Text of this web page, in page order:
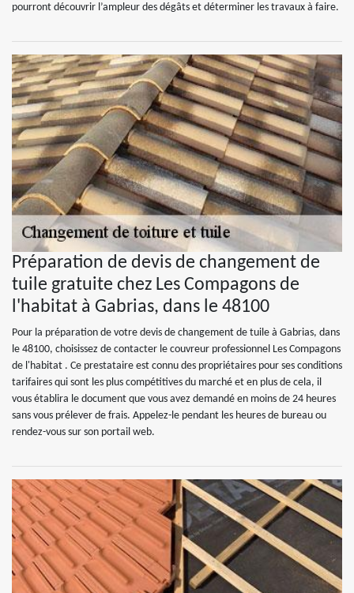
pourront découvrir l’ampleur des dégâts et déterminer les travaux à faire.
Préparation de devis de changement de
tuile gratuite chez Les Compagons de
l'habitat à Gabrias, dans le 48100
Pour la préparation de votre devis de changement de tuile à Gabrias, dans
le 48100, choisissez de contacter le couvreur professionnel Les Compagons
de l'habitat . Ce prestataire est connu des propriétaires pour ses conditions
tarifaires qui sont les plus compétitives du marché et en plus de cela, il
vous établira le document que vous avez demandé en moins de 24 heures
sans vous prélever de frais. Appelez-le pendant les heures de bureau ou
rendez-vous sur son portail web.